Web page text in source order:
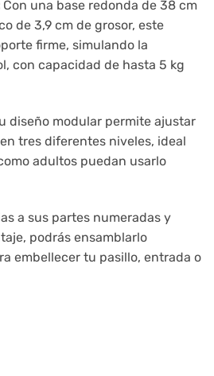
Con una base redonda de 38 cm
de 3,9 cm de grosor, este
firme, simulando la
con capacidad de hasta 5 kg
diseño modular permite ajustar
tres diferentes niveles, ideal
adultos puedan usarlo
a sus partes numeradas y
podrás ensamblarlo
embellecer tu pasillo, entrada o